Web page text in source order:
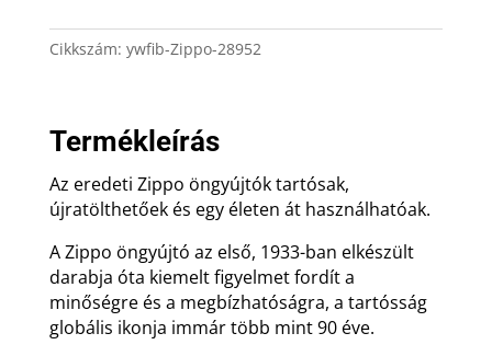
Cikkszám: ywfib-Zippo-28952
Termékleírás
Az eredeti Zippo öngyújtók tartósak,
újratölthetőek és egy életen át használhatóak.
A Zippo öngyújtó az első, 1933-ban elkészült
darabja óta kiemelt figyelmet fordít a
minőségre és a megbízhatóságra, a tartósság
globális ikonja immár több mint 90 éve.